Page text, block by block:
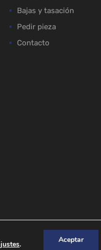
Bajas y tasación
Pedir pieza
Contacto
. Aceptar